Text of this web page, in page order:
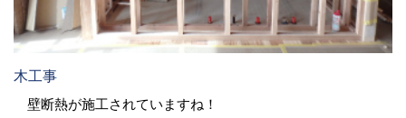
木工事
壁断熱が施工されていますね！